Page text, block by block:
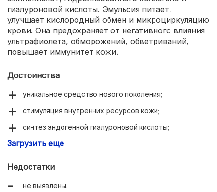
гиалуроновой кислоты. Эмульсия питает,
улучшает кислородный обмен и микроциркуляцию
крови. Она предохраняет от негативного влияния
ультрафиолета, обморожений, обветриваний,
повышает иммунитет кожи.
Достоинства
уникальное средство нового поколения;
стимуляция внутренних ресурсов кожи;
синтез эндогенной гиалуроновой кислоты;
защита покрова во все сезоны года.
Загрузить еще
Недостатки
не выявлены.